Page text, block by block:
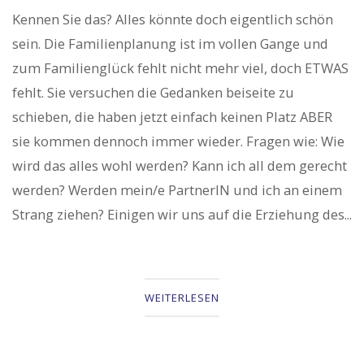
Kennen Sie das? Alles könnte doch eigentlich schön
sein. Die Familienplanung ist im vollen Gange und
zum Familienglück fehlt nicht mehr viel, doch ETWAS
fehlt. Sie versuchen die Gedanken beiseite zu
schieben, die haben jetzt einfach keinen Platz ABER
sie kommen dennoch immer wieder. Fragen wie: Wie
wird das alles wohl werden? Kann ich all dem gerecht
werden? Werden mein/e PartnerIN und ich an einem
Strang ziehen? Einigen wir uns auf die Erziehung des...
WEITERLESEN